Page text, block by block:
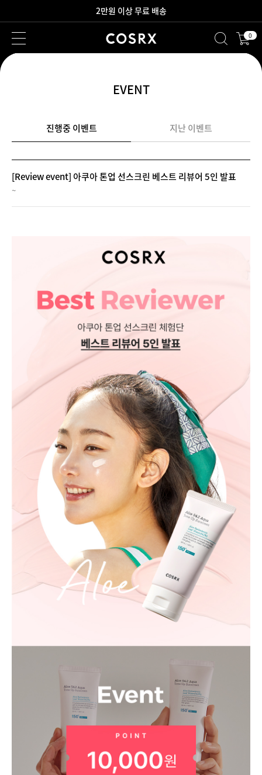
2만원 이상 무료 배송
새로워진 회원 혜택을 만나보세요! 0
EVENT
진행중 이벤트 지난 이벤트
[Review event] 아쿠아 톤업 선스크린 베스트 리뷰어 5인 발표
~